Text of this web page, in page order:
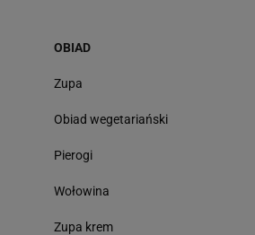
OBIAD
Zupa
Obiad wegetariański
Pierogi
Wołowina
Zupa krem